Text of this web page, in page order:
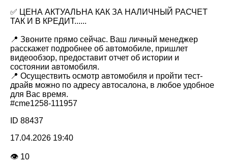
✅ ЦЕНА АКТУАЛЬНА КАК ЗА НАЛИЧНЫЙ РАСЧЕТ
ТАК И В КРЕДИТ......
📍 Звоните прямо сейчас. Ваш личный менеджер
расскажет подробнее об автомобиле, пришлет
видеообзор, предоставит отчет об истории и
состоянии автомобиля.
📍 Осуществить осмотр автомобиля и пройти тест-
драйв можно по адресу автосалона, в любое удобное
для Вас время.
#cme1258-111957
ID 88437
17.04.2026 19:40
👁 10